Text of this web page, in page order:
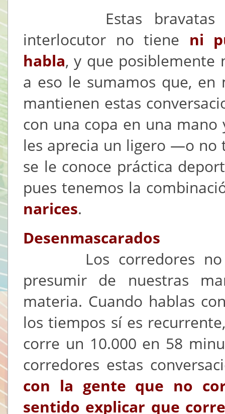
Estas bravatas
interlocutor no tiene ni
habla, y que posiblemente
a eso le sumamos que, en
mantienen estas
con una copa en una
les aprecia un ligero —o
se le conoce práctica
pues tenemos la
narices.
Desenmascarados
Los corredores no
presumir de nuestras
materia. Cuando hablas
los tiempos sí es
corre un 10.000 en 58
corredores estas
con la gente que no
sentido explicar que